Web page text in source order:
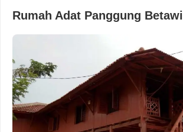
Rumah Adat Panggung Betawi